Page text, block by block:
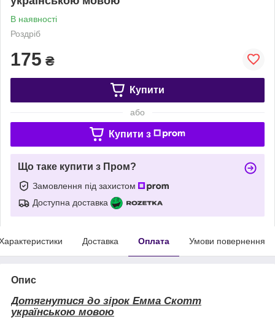
В наявності
Роздріб
175 ₴
Купити
або
Купити з
Що таке купити з Пром?
Замовлення під захистом
Доступна доставка
Доставка Оплата Умови повернення
Опис
Дотягнутися до зірок Емма Скотт
українською мовою